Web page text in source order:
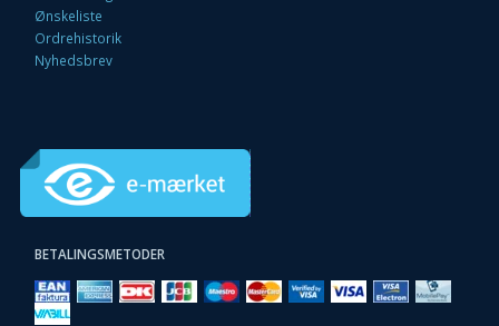
Ønskeliste
Ordrehistorik
Nyhedsbrev
BETALINGSMETODER